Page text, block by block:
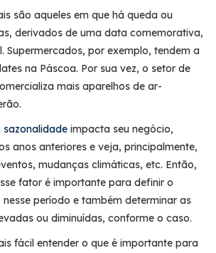
são aqueles em que há queda ou
derivados de uma data comemorativa,
Supermercados, por exemplo, tendem a
na Páscoa. Por sua vez, o setor de
mais aparelhos de ar-
sazonalidade impacta seu negócio,
anos anteriores e veja, principalmente,
mudanças climáticas, etc. Então,
fator é importante para definir o
nesse período e também determinar as
ou diminuídas, conforme o caso.
fácil entender o que é importante para